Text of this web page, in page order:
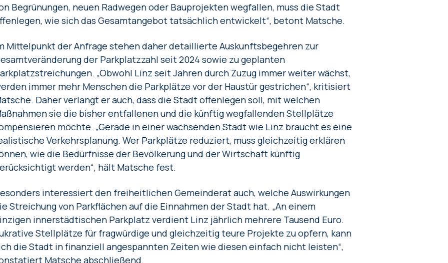
Begrünungen, neuen Radwegen oder Bauprojekten wegfallen, muss die Stadt
wie sich das Gesamtangebot tatsächlich entwickelt“, betont Matsche.
Mittelpunkt der Anfrage stehen daher detaillierte Auskunftsbegehren zur
der Parkplatzzahl seit 2024 sowie zu geplanten
„Obwohl Linz seit Jahren durch Zuzug immer weiter wächst,
immer mehr Menschen die Parkplätze vor der Haustür gestrichen“, kritisiert
Daher verlangt er auch, dass die Stadt offenlegen soll, mit welchen
sie die bisher entfallenen und die künftig wegfallenden Stellplätze
möchte. „Gerade in einer wachsenden Stadt wie Linz braucht es eine
Verkehrsplanung. Wer Parkplätze reduziert, muss gleichzeitig erklären
wie die Bedürfnisse der Bevölkerung und der Wirtschaft künftig
werden“, hält Matsche fest.
interessiert den freiheitlichen Gemeinderat auch, welche Auswirkungen
Streichung von Parkflächen auf die Einnahmen der Stadt hat. „An einem
innerstädtischen Parkplatz verdient Linz jährlich mehrere Tausend Euro.
Stellplätze für fragwürdige und gleichzeitig teure Projekte zu opfern, kann
die Stadt in finanziell angespannten Zeiten wie diesen einfach nicht leisten“,
Matsche abschließend.